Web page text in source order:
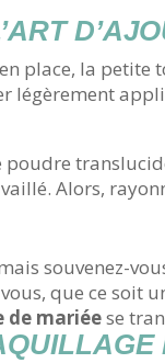
place, la
légèrement
poudre
Alors,
souvenez-
que ce soit
de mariéese